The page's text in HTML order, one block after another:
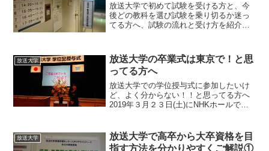
放送大学で初めて試験を受ける方と、今
後どの教科を選び試験を乗り切るか迷っ
てる方へ、試験の流れと受け方を紹介し
をとっていくために必要な教科を選びま
す。必修科目なのか...
放送大学
放送大学の卒業式は東京で！と思
ってる方へ
放送大学での学位授与式に参加したいけ
ど、よく分からない！！と思ってる方へ
2019年３月２３日(土)にNHKホールで開
す。来年以降の参考にしてもらえたら、
と思います。(^^...
放送大学
放送大学で高卒から大卒資格を目
指す方法を分かりやすくご解説①